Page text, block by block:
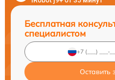
Бесплатная
специалистом
Оставить